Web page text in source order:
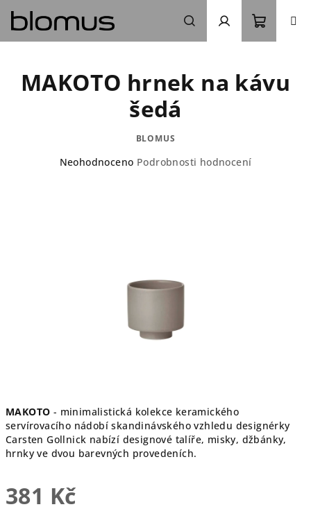
obsah
Hledat Přihlášení
košík
MAKOTO - minimalistická kolekce keramického
servírovacího nádobí skandinávského vzhledu designérky
Carsten Gollnick nabízí designové talíře, misky, džbánky,
hrnky ve dvou barevných provedeních.
381 Kč
MAKOTO hrnek na kávu
šedá
BLOMUS
Průměrné
Neohodnoceno Podrobnosti hodnocení